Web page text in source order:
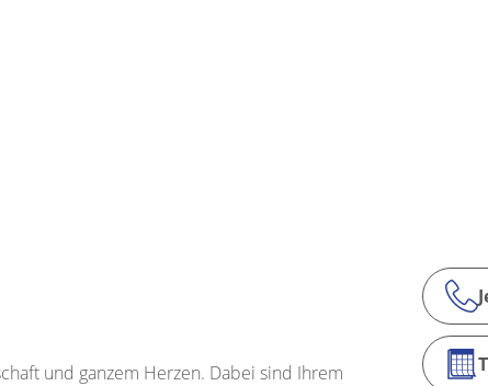
und ganzem Herzen. Dabei sind Ihrem